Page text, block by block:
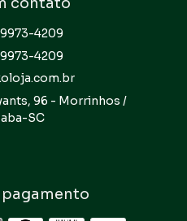
contato
4209
4209
96 - Morrinhos /
SC
pagamento